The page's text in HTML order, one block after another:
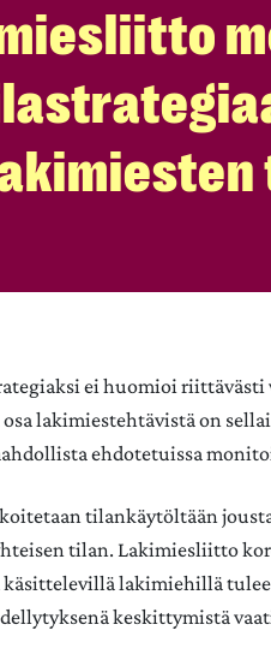
ei huomioi
lakimiestehtävistä on
ehdotetuissa
tilankäytöltään
tilan. Lakimiesliitto
käsittelevillä lakimiehillä
keskittymistä